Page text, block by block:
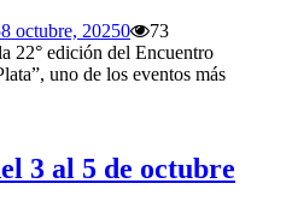
8 octubre, 20250
73
22° edición del Encuentro
uno de los eventos más
3 al 5 de octubre